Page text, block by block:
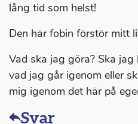
lång tid som helst!
Den här fobin förstör mitt
Vad ska jag göra? Ska
vad jag går igenom eller
mig igenom det här på
Svar